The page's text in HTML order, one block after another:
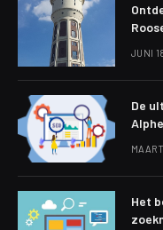
JUNI
De
Het